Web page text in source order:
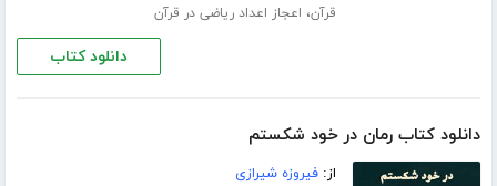
قرآن، اعجاز اعداد ریاضی در قرآن
دانلود کتاب
دانلود کتاب رمان در خود شکستم
از:فیروزه شیرازی